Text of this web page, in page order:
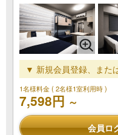
▼ 新規会員登録、また
1名様料金( 2名様1室利用時 )
7,598円 ～
会員ロ